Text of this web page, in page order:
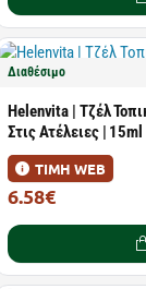
Διαθέσιμο
Helenvita | Τζέλ
Στις Ατέλειες | 15ml
ΤΙΜΗ WEB
6.58€